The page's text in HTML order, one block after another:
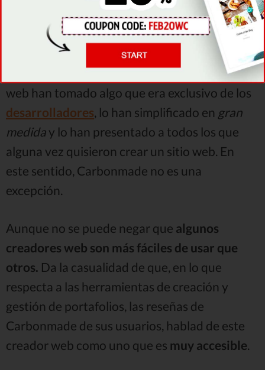
permiten quecualquiera pueda crear un sitio
web en cuestión de minutos.
En otras palabras, los creadores de páginas
web han tomado algo que era exclusivo de los
desarrolladores , lo han simplificado en gran
medida y lo han presentado a todos los que
alguna vez quisieron crear un sitio web. En
este sentido, Carbonmade no es una
excepción.
Aunque no se puede negar que algunos
creadores web son más fáciles de usar que
otros. Da la casualidad de que, en lo que
respecta a las herramientas de creación y
gestión de portafolios, las reseñas de
Carbonmade de sus usuarios, hablad de este
creador web como uno que es muy accesible